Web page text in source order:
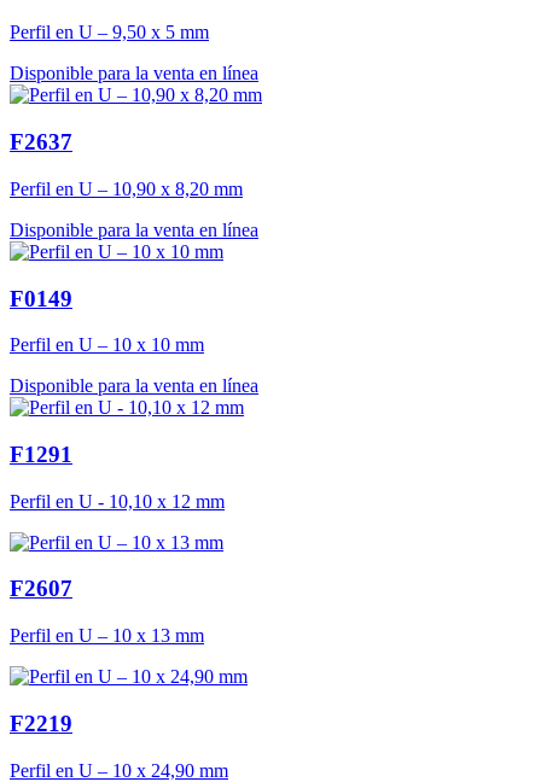
Perfil en U – 9,50 x 5 mm
Disponible para la venta en línea
F2637
Perfil en U – 10,90 x 8,20 mm
Disponible para la venta en línea
F0149
Perfil en U – 10 x 10 mm
Disponible para la venta en línea
F1291
Perfil en U - 10,10 x 12 mm
F2607
Perfil en U – 10 x 13 mm
F2219
Perfil en U – 10 x 24,90 mm